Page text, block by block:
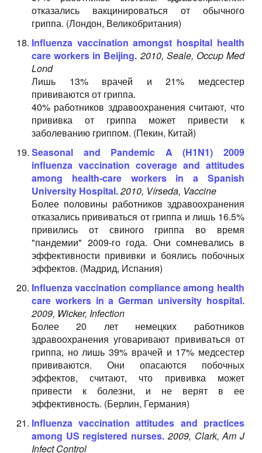
отказались вакцинироваться от обычного
гриппа. (Лондон, Великобритания)
Influenza vaccination amongst hospital health
care workers in Beijing. 2010, Seale, Occup Med
Lond
Лишь 13% врачей и 21% медсестер
прививаются от гриппа.
40% работников здравоохранения считают, что
прививка от гриппа может привести к
заболеванию гриппом. (Пекин, Китай)
Seasonal and Pandemic A (H1N1) 2009
influenza vaccination coverage and attitudes
among health-care workers in a Spanish
University Hospital.2010, Vírseda, Vaccine
Более половины работников здравоохранения
отказались прививаться от гриппа и лишь 16.5%
привились от свиного гриппа во время
"пандемии" 2009-го года. Они сомневались в
эффективности прививки и боялись побочных
эффектов. (Мадрид, Испания)
Influenza vaccination compliance among health
care workers in a German university hospital.
2009, Wicker, Infection
Более 20 лет немецких работников
здравоохранения уговаривают прививаться от
гриппа, но лишь 39% врачей и 17% медсестер
прививаются. Они опасаются побочных
эффектов, считают, что прививка может
привести к болезни, и не верят в ее
эффективность. (Берлин, Германия)
Influenza vaccination attitudes and practices
among US registered nurses. 2009, Clark, Am J
Infect Control